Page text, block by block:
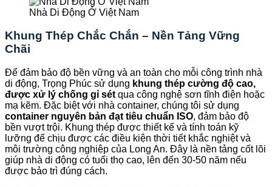
Nhà Di Động Ở Việt Nam
Khung Thép Chắc Chắn – Nền Tảng Vững
Chãi
Để đảm bảo độ bền vững và an toàn cho mỗi công trình nhà
di động, Trọng Phúc sử dụng khung thép cường độ cao,
được xử lý chống gỉ sét qua công nghệ sơn tĩnh điện hoặc
mạ kẽm. Đặc biệt với nhà container, chúng tôi sử dụng
container nguyên bản đạt tiêu chuẩn ISO, đảm bảo độ
bền vượt trội. Khung thép được thiết kế và tính toán kỹ
lưỡng để chịu được các điều kiện thời tiết khắc nghiệt và
môi trường công nghiệp của Long An. Đây là nền tảng cốt lõi
giúp nhà di động có tuổi thọ cao, lên đến 30-50 năm nếu
được bảo trì đúng cách.